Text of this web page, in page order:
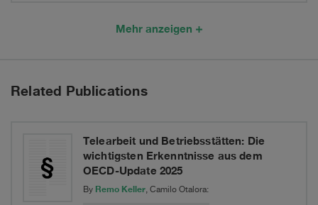
überwältigender
Was
bedeutet
Mehr anzeigen
Related Publications
Telearbeit und Betriebsstätten: Die
wichtigsten Erkenntnisse aus dem
OECD-Update 2025
By Remo Keller, Camilo Otalora: